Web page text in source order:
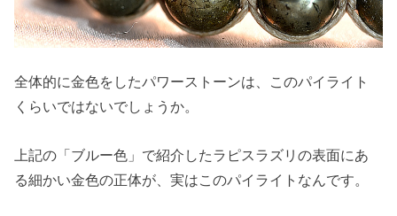
全体的に金色をしたパワーストーンは、このパイライト
くらいではないでしょうか。
上記の「ブルー色」で紹介したラピスラズリの表面にあ
る細かい金色の正体が、実はこのパイライトなんです。